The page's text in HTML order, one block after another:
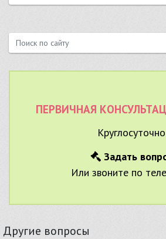
ПЕРВИЧНАЯ
Круглосуточно
Задать
Или звоните по
Другие вопросы